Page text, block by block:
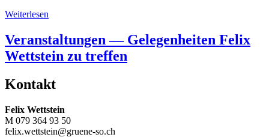
Weiterlesen
Veranstaltungen — Gelegenheiten Felix
Wettstein zu treffen
Kontakt
Felix Wettstein
M 079 364 93 50
felix.wettstein@gruene-so.ch